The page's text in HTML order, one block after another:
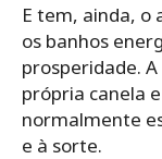
E tem, ainda, o
os banhos
prosperidade.
própria canela
normalmente
e à sorte.